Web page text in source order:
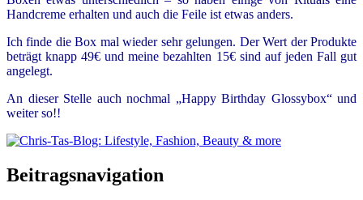
Handcreme erhalten und auch die Feile ist etwas anders.
Ich finde die Box mal wieder sehr gelungen. Der Wert der Produkte
beträgt knapp 49€ und meine bezahlten 15€ sind auf jeden Fall gut
angelegt.
An dieser Stelle auch nochmal „Happy Birthday Glossybox“ und
weiter so!!
Beitragsnavigation